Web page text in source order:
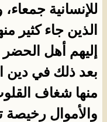
للإنسانية
الذين جاء كثير
إليهم أهل
بعد ذلك في دين
منها شغاف
والأموال رخيصة